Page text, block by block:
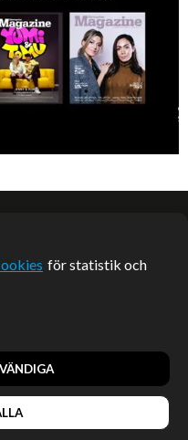
inte är märkta
för statistik och